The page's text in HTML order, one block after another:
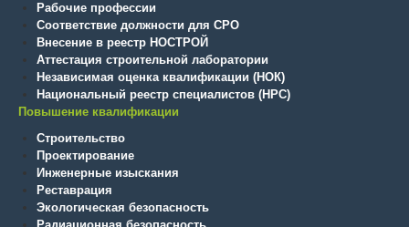
Рабочие профессии
Соответствие должности для СРО
Внесение в реестр НОСТРОЙ
Аттестация строительной лаборатории
Независимая оценка квалификации (НОК)
Национальный реестр специалистов (НРС)
Повышение квалификации
Строительство
Проектирование
Инженерные изыскания
Реставрация
Экологическая безопасность